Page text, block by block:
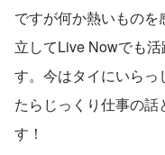
ですが何か熱いもの
立してLive Nowでも
す。今はタイにいらっ
たらじっくり仕事の話
す！